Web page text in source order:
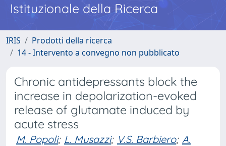
Istituzionale della Ricerca
IRIS
Prodotti della ricerca
14 - Intervento a convegno non pubblicato
Chronic antidepressants block the
increase in depolarization-evoked
release of glutamate induced by
acute stress
M. Popoli; L. Musazzi; V.S. Barbiero; A.